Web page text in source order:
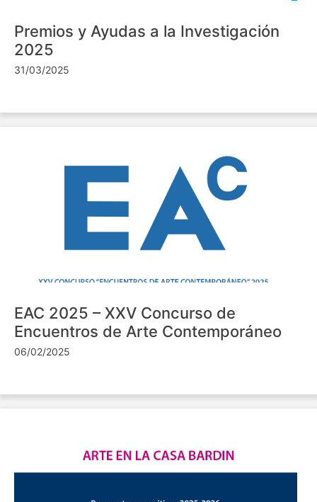
Premios y Ayudas a la Investigación
2025
31/03/2025
EAC 2025 – XXV Concurso de
Encuentros de Arte Contemporáneo
06/02/2025